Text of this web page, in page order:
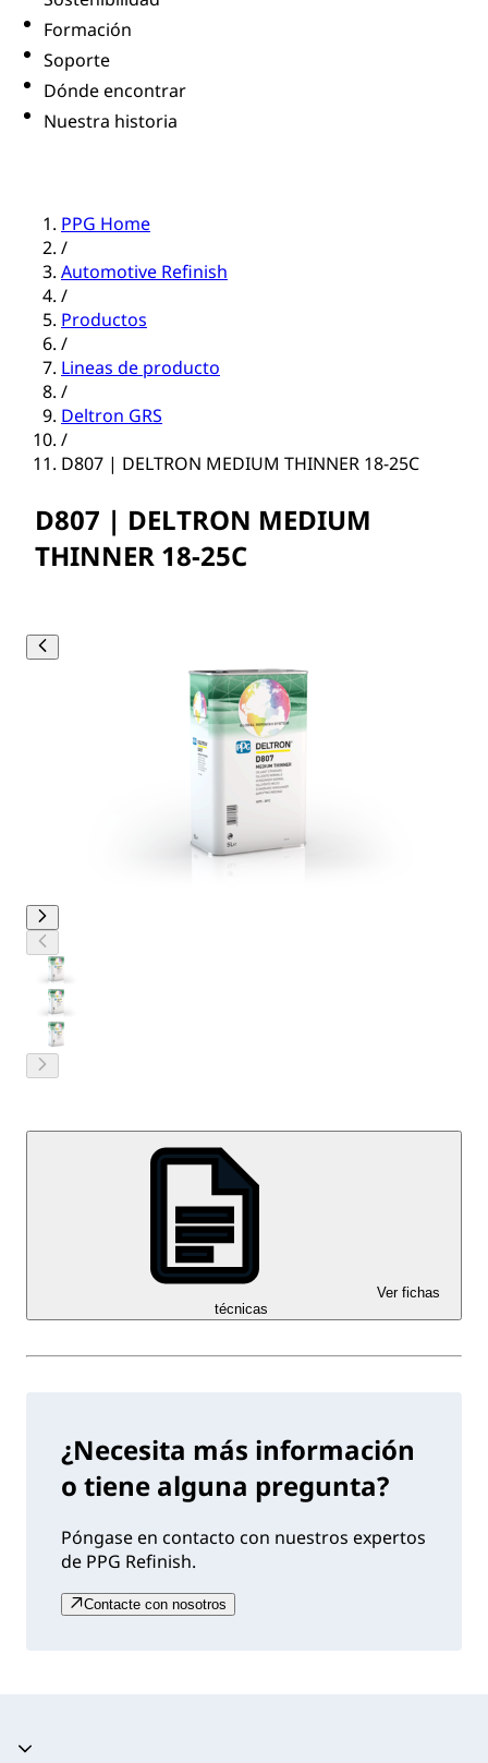
Formación
Soporte
Dónde encontrar
Nuestra historia
PPG Home
/
Automotive Refinish
/
Productos
/
Lineas de producto
/
Deltron GRS
/
D807 | DELTRON MEDIUM THINNER 18-25C
D807 | DELTRON MEDIUM
THINNER 18-25C
Ver fichas
técnicas
¿Necesita más información
o tiene alguna pregunta?
Póngase en contacto con nuestros expertos
de PPG Refinish.
Contacte con nosotros
Acordeón colapsado